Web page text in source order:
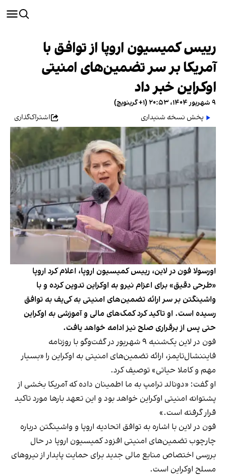
رییس کمیسیون اروپا از توافق با
آمریکا بر سر تضمین‌های امنیتی
اوکراین خبر داد
۹ شهریور ۱۴۰۴، ۲۰:۵۳ (‎+۱ گرینویچ)
پخش نسخه شنیداری
اشتراک‌گذاری
اورسولا فون در لاین، رییس کمیسیون اروپا، اعلام کرد اروپا
«طرحی دقیق» برای اعزام نیرو به اوکراین تدوین کرده و با
واشینگتن بر سر ارائه تضمین‌های امنیتی به کی‌یف به توافق
رسیده است. او تاکید کرد کمک‌های مالی و آموزشی به اوکراین
حتی پس از برقراری صلح نیز ادامه خواهد یافت.
فون در لاین یک‌شنبه ۹ شهریور در گفت‌و‌گو با روزنامه
فایننشال‌تایمز، ارائه تضمین‌های امنیتی به اوکراین را «بسیار
مهم و کاملا حیاتی» توصیف کرد.
او گفت: «دونالد ترامپ به ما اطمینان داده که آمریکا بخشی از
پشتوانه امنیتی اوکراین خواهد بود و این تعهد بارها مورد تاکید
قرار گرفته است.»
فون در لاین با اشاره به توافق اتحادیه اروپا و واشینگتن درباره
چارچوب تضمین‌های امنیتی افزود کمیسیون اروپا در حال
بررسی اختصاص منابع مالی جدید برای حمایت پایدار از نیروهای
مسلح اوکراین است.